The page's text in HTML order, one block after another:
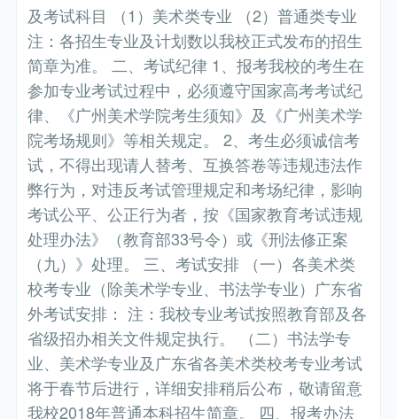
及考试科目 （1）美术类专业 （2）普通类专业
注：各招生专业及计划数以我校正式发布的招生
简章为准。 二、考试纪律 1、报考我校的考生在
参加专业考试过程中，必须遵守国家高考考试纪
律、《广州美术学院考生须知》及《广州美术学
院考场规则》等相关规定。 2、考生必须诚信考
试，不得出现请人替考、互换答卷等违规违法作
弊行为，对违反考试管理规定和考场纪律，影响
考试公平、公正行为者，按《国家教育考试违规
处理办法》（教育部33号令）或《刑法修正案
（九）》处理。 三、考试安排 （一）各美术类
校考专业（除美术学专业、书法学专业）广东省
外考试安排： 注：我校专业考试按照教育部及各
省级招办相关文件规定执行。 （二）书法学专
业、美术学专业及广东省各美术类校考专业考试
将于春节后进行，详细安排稍后公布，敬请留意
我校2018年普通本科招生简章。 四、报考办法